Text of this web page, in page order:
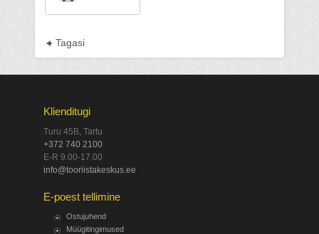
Tagasi
Klienditugi
Turu 45B, Tartu
+372 740 2100
E-R 9.00-17.00
info@tooriistakeskus.ee
E-poest tellimine
Ostujuhend
Müügitingimused